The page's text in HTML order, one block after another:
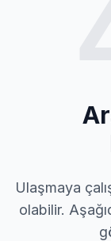
Ulaşmaya
olabilir.